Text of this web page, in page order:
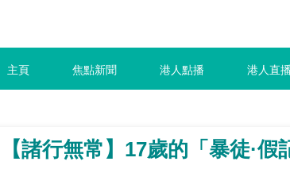
主頁 焦點新聞 港人點播 港人直
【諸行無常】17歲的「暴徒·假